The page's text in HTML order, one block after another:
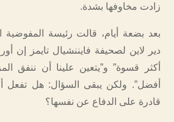
زادت مخاوفها بشدة.
بعد بضعة أيام، قالت رئيسة المفوضية
دير لاين لصحيفة فايننشيال تايمز إن
أكثر قسوة” و”يتعين علينا أن ننفق
أفضل”. ولكن يبقى السؤال: هل تفعل
قادرة على الدفاع عن نفسها؟